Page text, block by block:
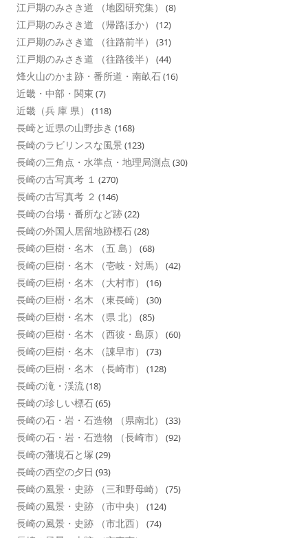
江戸期のみさき道 （地図研究集） (8)
江戸期のみさき道 （帰路ほか） (12)
江戸期のみさき道 （往路前半） (31)
江戸期のみさき道 （往路後半） (44)
烽火山のかま跡・番所道・南畝石(16)
近畿・中部・関東 (7)
近畿（兵 庫 県） (118)
長崎と近県の山野歩き (168)
長崎のラビリンスな風景 (123)
長崎の三角点・水準点・地理局測点 (30)
長崎の古写真考 １ (270)
長崎の古写真考 ２ (146)
長崎の台場・番所など跡(22)
長崎の外国人居留地跡標石(28)
長崎の巨樹・名木 （五 島） (68)
長崎の巨樹・名木 （壱岐・対馬） (42)
長崎の巨樹・名木 （大村市） (16)
長崎の巨樹・名木 （東長崎） (30)
長崎の巨樹・名木 （県 北） (85)
長崎の巨樹・名木 （西彼・島原） (60)
長崎の巨樹・名木 （諌早市） (73)
長崎の巨樹・名木 （長崎市） (128)
長崎の滝・渓流(18)
長崎の珍しい標石(65)
長崎の石・岩・石造物 （県南北） (33)
長崎の石・岩・石造物 （長崎市） (92)
長崎の藩境石と塚 (29)
長崎の西空の夕日 (93)
長崎の風景・史跡 （三和野母崎） (75)
長崎の風景・史跡 （市中央） (124)
長崎の風景・史跡 （市北西） (74)